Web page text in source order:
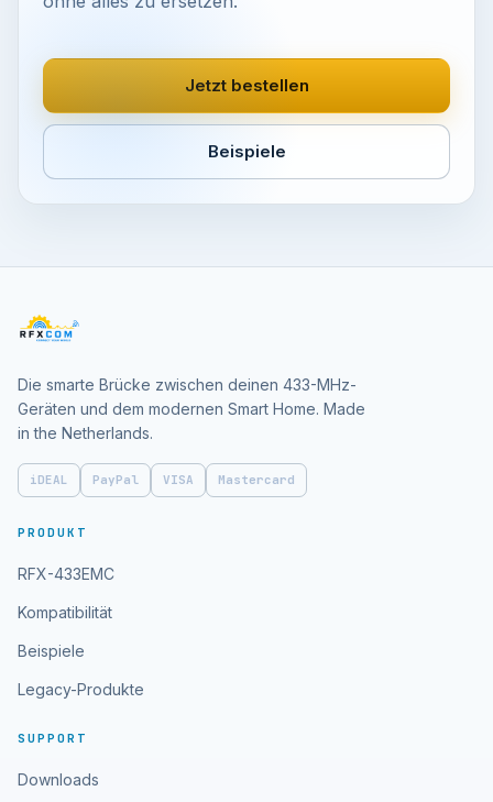
Jetzt bestellen
Beispiele
Die smarte Brücke zwischen deinen 433-MHz-
Geräten und dem modernen Smart Home. Made
in the Netherlands.
iDEAL PayPal VISA Mastercard
PRODUKT
RFX-433EMC
Kompatibilität
Beispiele
Legacy-Produkte
SUPPORT
Downloads